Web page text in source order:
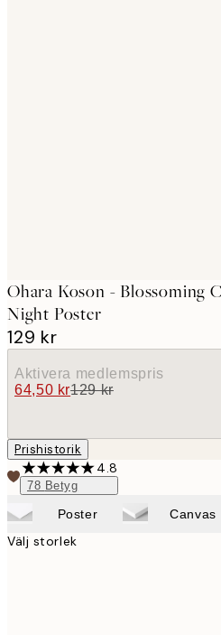
Ohara Koson - Blossoming
Night Poster
129 kr
Aktivera medlemspris
64,50 kr129 kr
Prishistorik
4.8
78 Betyg
Poster Canvas
Välj storlek